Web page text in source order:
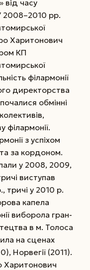
від часу
2008–2010 рр.
Харитонович
КП
філармонії
директорства
обмінні
філармонії.
з успіхом
за кордоном.
у 2008, 2009,
виступав
тричі у 2010 р.
капела
виборола гран-
в м. Толоса
на сценах
Норвегії (2011).
Харитонович